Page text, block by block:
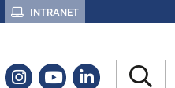
INTRANET
Instagram
YoutubeLinkedin